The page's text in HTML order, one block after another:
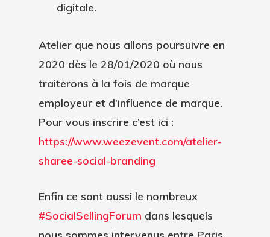
digitale.
Atelier que nous allons poursuivre en
2020 dès le 28/01/2020 où nous
traiterons à la fois de marque
employeur et d’influence de marque.
Pour vous inscrire c’est ici :
https://www.weezevent.com/atelier-
sharee-social-branding
Enfin ce sont aussi le nombreux
#SocialSellingForum dans lesquels